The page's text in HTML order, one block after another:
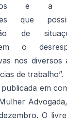
e a
que
de
o
nos diversos
de trabalho”.
em
O